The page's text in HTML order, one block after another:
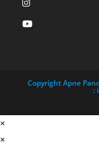
new
a
Opens
tab
Copyright Apne
:
×
×